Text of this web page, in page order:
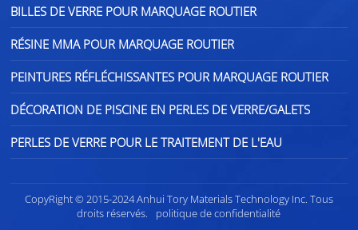
BILLES DE VERRE POUR MARQUAGE ROUTIER
RÉSINE MMA POUR MARQUAGE ROUTIER
PEINTURES RÉFLÉCHISSANTES POUR MARQUAGE ROUTIER
DÉCORATION DE PISCINE EN PERLES DE VERRE/GALETS
PERLES DE VERRE POUR LE TRAITEMENT DE L'EAU
CopyRight © 2015-2024 Anhui Tory Materials Technology Inc. Tous
droits réservés.
politique de confidentialité